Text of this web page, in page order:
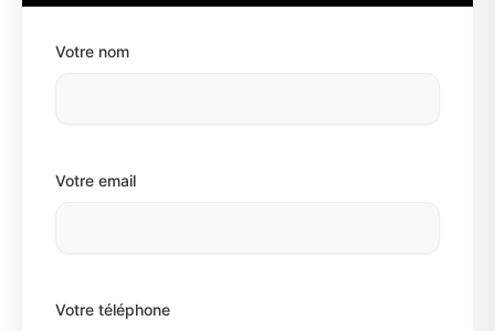
Votre nom
Votre email
Votre téléphone